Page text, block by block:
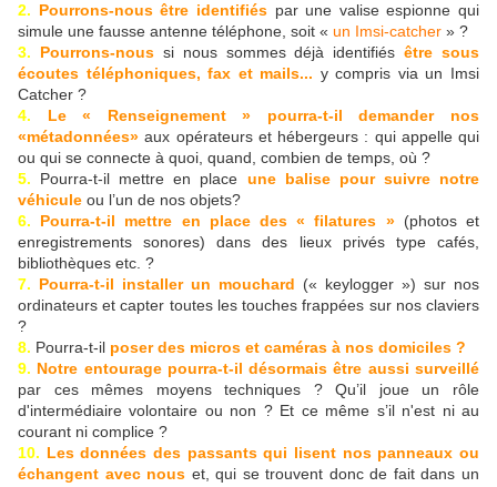
2. Pourrons-nous être identifiéspar une valise espionne qui
simule une fausse antenne téléphone, soit « un Imsi-catcher » ?
3.
Pourrons-noussi nous sommes déjà identifiésêtre sous
écoutes téléphoniques, fax et mails... y compris via un Imsi
Catcher ?
4.
Le « Renseignement » pourra-t-il demander nos
«métadonnées» aux opérateurs et hébergeurs : qui appelle qui
ou qui se connecte à quoi, quand, combien de temps, où ?
5. Pourra-t-il mettre en place une balise pour suivre notre
véhicule ou l’un de nos objets?
6.
Pourra-t-il mettre en place des « filatures »(photos et
enregistrements sonores) dans des lieux privés type cafés,
bibliothèques etc. ?
7. Pourra-t-il installer un mouchard (« keylogger ») sur nos
ordinateurs et capter toutes les touches frappées sur nos claviers
?
8. Pourra-t-il poser des micros et caméras à nos domiciles ?
9. Notre entourage pourra-t-il désormais être aussi surveillé
par ces mêmes moyens techniques ? Qu’il joue un rôle
d'intermédiaire volontaire ou non ? Et ce même s’il n'est ni au
courant ni complice ?
10. Les données des passants qui lisent nos panneaux ou
échangent avec nous et, qui se trouvent donc de fait dans un